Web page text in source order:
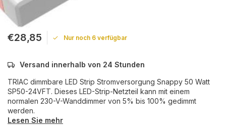
€28,85 Nur noch 6 verfügbar
Versand innerhalb von 24 Stunden
TRIAC dimmbare LED Strip Stromversorgung Snappy 50 Watt
SP50-24VFT. Dieses LED-Strip-Netzteil kann mit einem
normalen 230-V-Wanddimmer von 5% bis 100% gedimmt
werden.
Lesen Sie mehr